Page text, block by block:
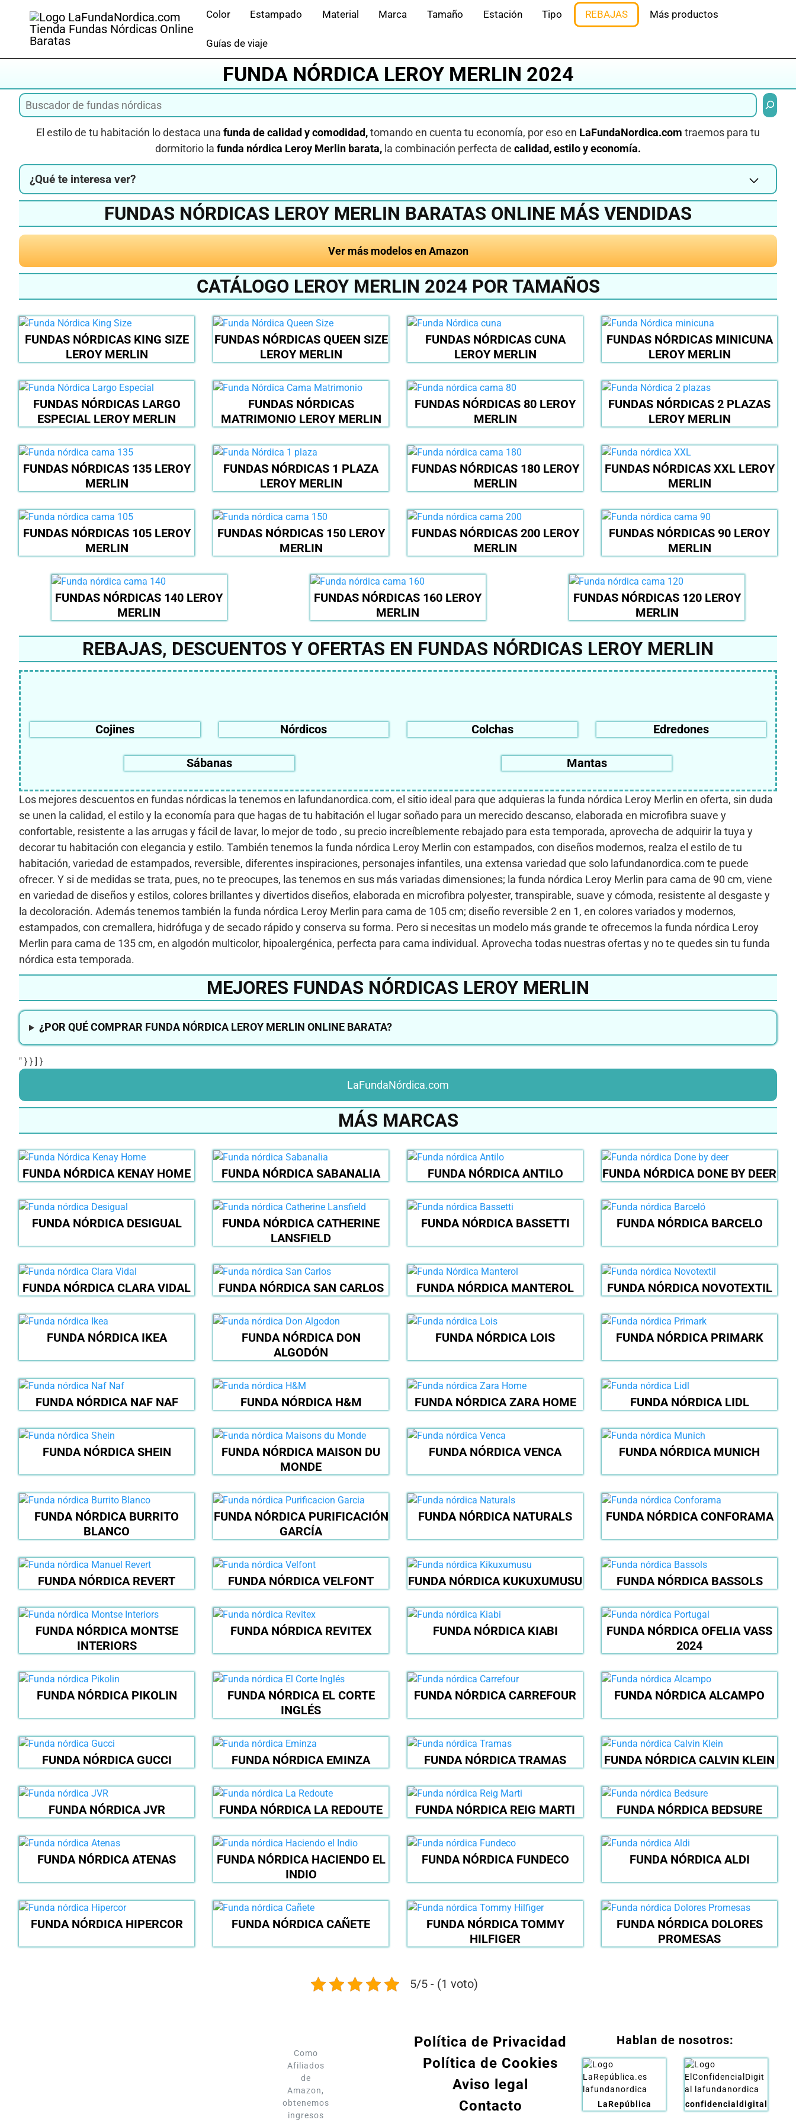
contenido
Color Estampado Material Marca Tamaño Estación Tipo REBAJAS Más productos
Guías de viaje
FUNDA NÓRDICA LEROY MERLIN 2024
Buscar
El estilo de tu habitación lo destaca una funda de calidad y comodidad,tomando en cuenta tu economía, por eso en LaFundaNordica.com traemos para tu
dormitorio la funda nórdica Leroy Merlin barata, la combinación perfecta de calidad, estilo y economía.
¿Qué te interesa ver?
FUNDAS NÓRDICAS LEROY MERLIN BARATAS ONLINE MÁS VENDIDAS
Ver más modelos en Amazon
CATÁLOGO LEROY MERLIN 2024 POR TAMAÑOS
FUNDAS NÓRDICAS KING SIZE
LEROY MERLIN
FUNDAS NÓRDICAS QUEEN SIZE
LEROY MERLIN
FUNDAS NÓRDICAS CUNA
LEROY MERLIN
FUNDAS NÓRDICAS MINICUNA
LEROY MERLIN
FUNDAS NÓRDICAS LARGO
ESPECIAL LEROY MERLIN
FUNDAS NÓRDICAS
MATRIMONIO LEROY MERLIN
FUNDAS NÓRDICAS 80 LEROY
MERLIN
FUNDAS NÓRDICAS 2 PLAZAS
LEROY MERLIN
FUNDAS NÓRDICAS 135 LEROY
MERLIN
FUNDAS NÓRDICAS 1 PLAZA
LEROY MERLIN
FUNDAS NÓRDICAS 180 LEROY
MERLIN
FUNDAS NÓRDICAS XXL LEROY
MERLIN
FUNDAS NÓRDICAS 105 LEROY
MERLIN
FUNDAS NÓRDICAS 150 LEROY
MERLIN
FUNDAS NÓRDICAS 200 LEROY
MERLIN
FUNDAS NÓRDICAS 90 LEROY
MERLIN
FUNDAS NÓRDICAS 140 LEROY
MERLIN
FUNDAS NÓRDICAS 160 LEROY
MERLIN
FUNDAS NÓRDICAS 120 LEROY
MERLIN
REBAJAS, DESCUENTOS Y OFERTAS EN FUNDAS NÓRDICAS LEROY MERLIN
Cojines Nórdicos Colchas Edredones
Sábanas Mantas
Los mejores descuentos en fundas nórdicas la tenemos en lafundanordica.com, el sitio ideal para que adquieras la funda nórdica Leroy Merlin en oferta, sin duda
se unen la calidad, el estilo y la economía para que hagas de tu habitación el lugar soñado para un merecido descanso, elaborada en microfibra suave y
confortable, resistente a las arrugas y fácil de lavar, lo mejor de todo , su precio increíblemente rebajado para esta temporada, aprovecha de adquirir la tuya y
decorar tu habitación con elegancia y estilo. También tenemos la funda nórdica Leroy Merlin con estampados, con diseños modernos, realza el estilo de tu
habitación, variedad de estampados, reversible, diferentes inspiraciones, personajes infantiles, una extensa variedad que solo lafundanordica.com te puede
ofrecer. Y si de medidas se trata, pues, no te preocupes, las tenemos en sus más variadas dimensiones; la funda nórdica Leroy Merlin para cama de 90 cm, viene
en variedad de diseños y estilos, colores brillantes y divertidos diseños, elaborada en microfibra polyester, transpirable, suave y cómoda, resistente al desgaste y
la decoloración. Además tenemos también la funda nórdica Leroy Merlin para cama de 105 cm; diseño reversible 2 en 1, en colores variados y modernos,
estampados, con cremallera, hidrófuga y de secado rápido y conserva su forma. Pero si necesitas un modelo más grande te ofrecemos la funda nórdica Leroy
Merlin para cama de 135 cm, en algodón multicolor, hipoalergénica, perfecta para cama individual. Aprovecha todas nuestras ofertas y no te quedes sin tu funda
nórdica esta temporada.
MEJORES FUNDAS NÓRDICAS LEROY MERLIN
¿POR QUÉ COMPRAR FUNDA NÓRDICA LEROY MERLIN ONLINE BARATA?
" } } ] }
LaFundaNórdica.com
MÁS MARCAS
FUNDA NÓRDICA KENAY HOME FUNDA NÓRDICA SABANALIA FUNDA NÓRDICA ANTILO FUNDA NÓRDICA DONE BY DEER
FUNDA NÓRDICA DESIGUAL
FUNDA NÓRDICA CATHERINE
LANSFIELD
FUNDA NÓRDICA BASSETTI FUNDA NÓRDICA BARCELO
FUNDA NÓRDICA CLARA VIDAL FUNDA NÓRDICA SAN CARLOS FUNDA NÓRDICA MANTEROL FUNDA NÓRDICA NOVOTEXTIL
FUNDA NÓRDICA IKEA
FUNDA NÓRDICA DON
ALGODÓN
FUNDA NÓRDICA LOIS FUNDA NÓRDICA PRIMARK
FUNDA NÓRDICA NAF NAF FUNDA NÓRDICA H&M FUNDA NÓRDICA ZARA HOME FUNDA NÓRDICA LIDL
FUNDA NÓRDICA SHEIN
FUNDA NÓRDICA MAISON DU
MONDE
FUNDA NÓRDICA VENCA FUNDA NÓRDICA MUNICH
FUNDA NÓRDICA BURRITO
BLANCO
FUNDA NÓRDICA PURIFICACIÓN
GARCÍA
FUNDA NÓRDICA NATURALS FUNDA NÓRDICA CONFORAMA
FUNDA NÓRDICA REVERT FUNDA NÓRDICA VELFONT FUNDA NÓRDICA KUKUXUMUSU FUNDA NÓRDICA BASSOLS
FUNDA NÓRDICA MONTSE
INTERIORS
FUNDA NÓRDICA REVITEX FUNDA NÓRDICA KIABI
FUNDA NÓRDICA OFELIA VASS
2024
FUNDA NÓRDICA PIKOLIN
FUNDA NÓRDICA EL CORTE
INGLÉS
FUNDA NÓRDICA CARREFOUR FUNDA NÓRDICA ALCAMPO
FUNDA NÓRDICA GUCCI FUNDA NÓRDICA EMINZA FUNDA NÓRDICA TRAMAS FUNDA NÓRDICA CALVIN KLEIN
FUNDA NÓRDICA JVR FUNDA NÓRDICA LA REDOUTE FUNDA NÓRDICA REIG MARTI FUNDA NÓRDICA BEDSURE
FUNDA NÓRDICA ATENAS
FUNDA NÓRDICA HACIENDO EL
INDIO
FUNDA NÓRDICA FUNDECO FUNDA NÓRDICA ALDI
FUNDA NÓRDICA HIPERCOR FUNDA NÓRDICA CAÑETE
FUNDA NÓRDICA TOMMY
HILFIGER
FUNDA NÓRDICA DOLORES
PROMESAS
5/5 - (1 voto)
Como
Afiliados
de
Amazon,
obtenemos
ingresos
Política de Privacidad
Política de Cookies
Aviso legal
Contacto
Hablan de nosotros:
LaRepública confidencialdigital